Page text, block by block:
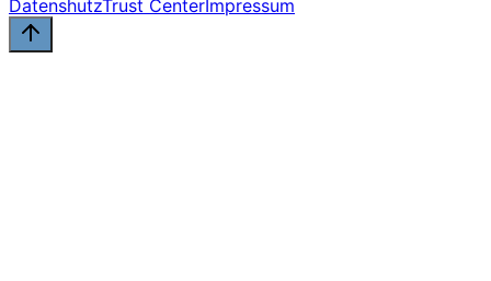
DatenshutzTrust CenterImpressum